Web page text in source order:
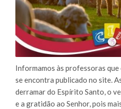
Informamos às professoras que
se encontra publicado no site.
derramar do Espírito Santo, o
e a gratidão ao Senhor, pois